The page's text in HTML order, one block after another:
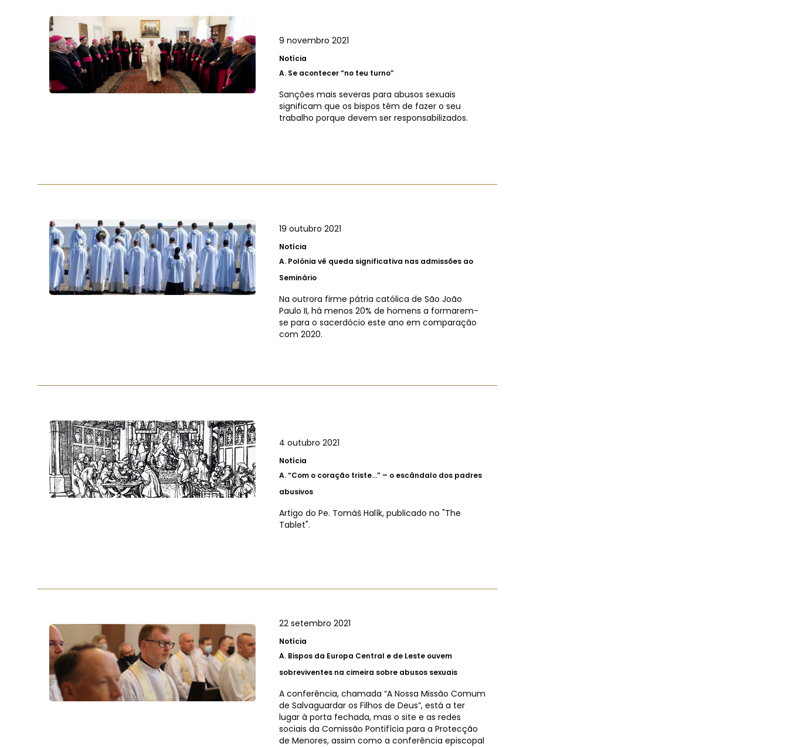
9 novembro 2021
Notícia
A. Se acontecer “no teu turno”
Sanções mais severas para abusos sexuais
significam que os bispos têm de fazer o seu
trabalho porque devem ser responsabilizados.
19 outubro 2021
Notícia
A. Polónia vê queda significativa nas admissões ao
Seminário
Na outrora firme pátria católica de São João
Paulo II, há menos 20% de homens a formarem-
se para o sacerdócio este ano em comparação
com 2020.
4 outubro 2021
Notícia
A.“Com o coração triste…” – o escândalo dos padres
abusivos
Artigo do Pe. Tomáš Halík, publicado no "The
Tablet".
22 setembro 2021
Notícia
A. Bispos da Europa Central e de Leste ouvem
sobreviventes na cimeira sobre abusos sexuais
A conferência, chamada “A Nossa Missão Comum
de Salvaguardar os Filhos de Deus”, está a ter
lugar à porta fechada, mas o site e as redes
sociais da Comissão Pontifícia para a Protecção
de Menores, assim como a conferência episcopal